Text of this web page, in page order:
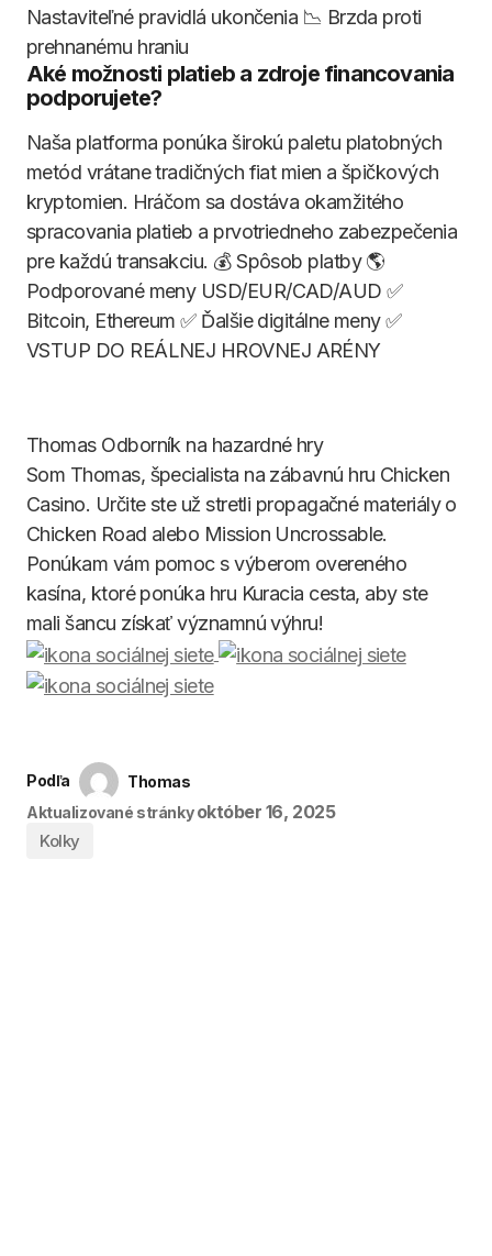
Nastaviteľné pravidlá ukončenia 📉 Brzda proti
prehnanému hraniu
Aké možnosti platieb a zdroje financovania
podporujete?
Naša platforma ponúka širokú paletu platobných
metód vrátane tradičných fiat mien a špičkových
kryptomien. Hráčom sa dostáva okamžitého
spracovania platieb a prvotriedneho zabezpečenia
pre každú transakciu. 💰 Spôsob platby 🌎
Podporované meny USD/EUR/CAD/AUD ✅
Bitcoin, Ethereum ✅ Ďalšie digitálne meny ✅
VSTUP DO REÁLNEJ HROVNEJ ARÉNY
Thomas Odborník na hazardné hry
Som Thomas, špecialista na zábavnú hru Chicken
Casino. Určite ste už stretli propagačné materiály o
Chicken Road alebo Mission Uncrossable.
Ponúkam vám pomoc s výberom overeného
kasína, ktoré ponúka hru Kuracia cesta, aby ste
mali šancu získať významnú výhru!
Podľa
Thomas
Aktualizované stránky október 16, 2025
Kolky